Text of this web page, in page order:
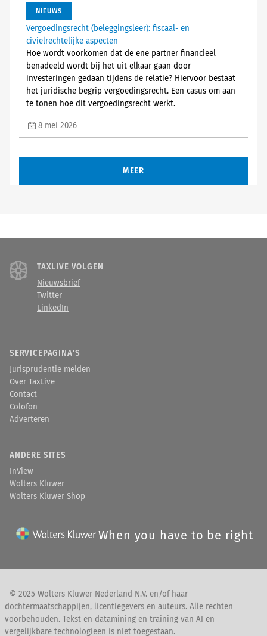
NIEUWS
Vergoedingsrecht (beleggingsleer): fiscaal- en
civielrechtelijke aspecten
Hoe wordt voorkomen dat de ene partner financieel
benadeeld wordt bij het uit elkaar gaan door
investeringen gedaan tijdens de relatie? Hiervoor bestaat
het juridische begrip vergoedingsrecht. Een casus om aan
te tonen hoe dit vergoedingsrecht werkt.
8 mei 2026
MEER
TAXLIVE VOLGEN
Nieuwsbrief
Twitter
LinkedIn
SERVICEPAGINA'S
Jurisprudentie melden
Over TaxLive
Contact
Colofon
Adverteren
ANDERE SITES
InView
Wolters Kluwer
Wolters Kluwer Shop
When you have to be right
© 2025 Wolters Kluwer Nederland N.V. en/of haar
dochtermaatschappijen, licentiegevers en auteurs. Alle rechten
voorbehouden. Tekst en datamining en training van AI en
vergelijkbare technologieën is niet toegestaan.